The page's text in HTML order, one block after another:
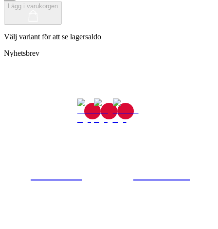
Lägg i varukorgen
Välj variant för att se lagersaldo
Nyhetsbrev